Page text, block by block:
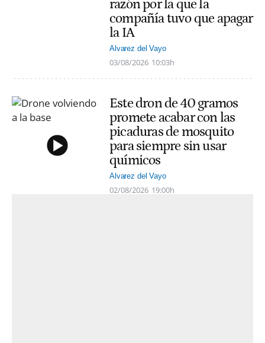
razón por la que la
compañía tuvo que apagar
la IA
Alvarez del Vayo
03/08/2026 10:03h
Este dron de 40 gramos
promete acabar con las
picaduras de mosquito
para siempre sin usar
químicos
Alvarez del Vayo
02/08/2026 19:00h